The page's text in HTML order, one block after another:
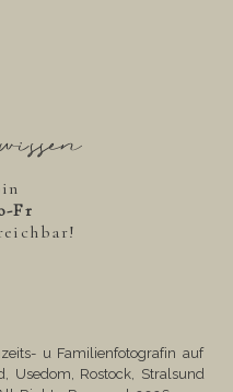
Fr
u Familienfotografin auf
Usedom, Rostock, Stralsund